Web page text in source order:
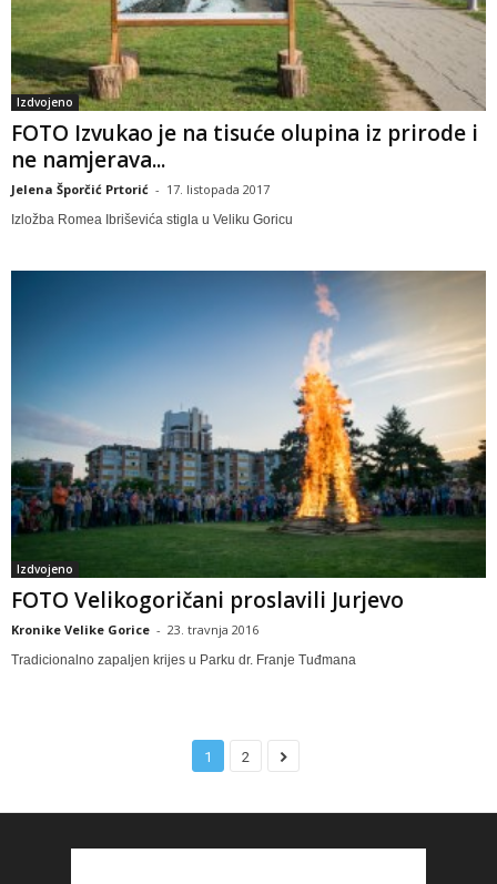
Izdvojeno
FOTO Izvukao je na tisuće olupina iz prirode i
ne namjerava...
Jelena Šporčić Prtorić - 17. listopada 2017
Izložba Romea Ibriševića stigla u Veliku Goricu
Izdvojeno
FOTO Velikogoričani proslavili Jurjevo
Kronike Velike Gorice - 23. travnja 2016
Tradicionalno zapaljen krijes u Parku dr. Franje Tuđmana
1 2